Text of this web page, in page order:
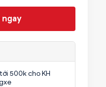
ngay
500k cho KH